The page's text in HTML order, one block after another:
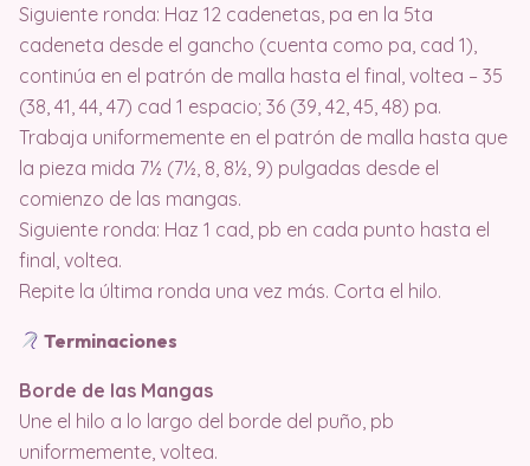
Siguiente ronda: Haz 12 cadenetas, pa en la 5ta
cadeneta desde el gancho (cuenta como pa, cad 1),
continúa en el patrón de malla hasta el final, voltea – 35
(38, 41, 44, 47) cad 1 espacio; 36 (39, 42, 45, 48) pa.
Trabaja uniformemente en el patrón de malla hasta que
la pieza mida 7½ (7½, 8, 8½, 9) pulgadas desde el
comienzo de las mangas.
Siguiente ronda: Haz 1 cad, pb en cada punto hasta el
final, voltea.
Repite la última ronda una vez más. Corta el hilo.
Terminaciones
Borde de las Mangas
Une el hilo a lo largo del borde del puño, pb
uniformemente, voltea.